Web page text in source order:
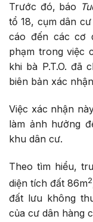
Trước đó, báo
tổ 18, cụm dân
cáo đến các cơ
phạm trong việc
khi bà P.T.O. đã
biên bản xác
Việc xác nhận
làm ảnh hưởng
khu dân cư.
Theo tìm hiểu,
diện tích đất 86m2
đất lưu không
của cư dân hàng